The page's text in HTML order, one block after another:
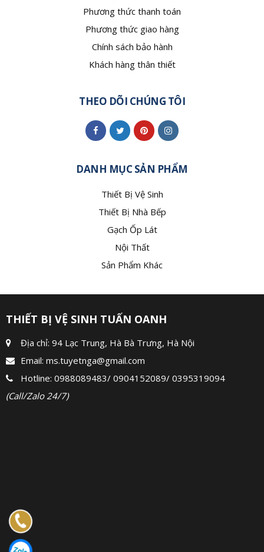
Phương thức thanh toán
Phương thức giao hàng
Chính sách bảo hành
Khách hàng thân thiết
THEO DÕI CHÚNG TÔI
DANH MỤC SẢN PHẨM
Thiết Bị Vệ Sinh
Thiết Bị Nhà Bếp
Gạch Ốp Lát
Nội Thất
Sản Phẩm Khác
THIẾT BỊ VỆ SINH TUẤN OANH
Địa chỉ: 94 Lạc Trung, Hà Bà Trưng, Hà Nội
Email: ms.tuyetnga@gmail.com
Hotline: 0988089483/ 0904152089/ 0395319094
(Call/Zalo 24/7)